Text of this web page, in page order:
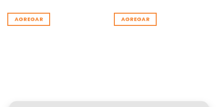
AGREGAR AGREGAR